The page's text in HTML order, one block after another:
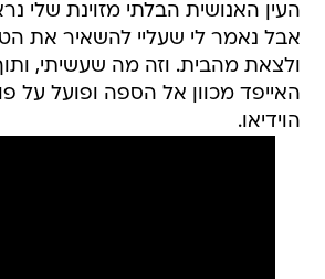
העין האנושית הבלתי מזוינת שלי
אבל נאמר לי שעליי להשאיר את
ולצאת מהבית. וזה מה שעשיתי,
האייפד מכוון אל הספה ופועל על
הוידיאו.